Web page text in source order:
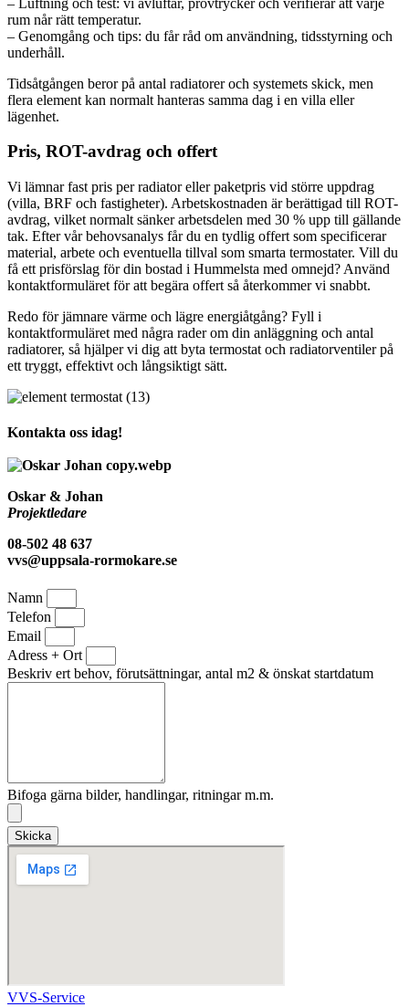
rum når rätt temperatur.
– Genomgång och tips: du får råd om användning, tidsstyrning och
underhåll.
Tidsåtgången beror på antal radiatorer och systemets skick, men
flera element kan normalt hanteras samma dag i en villa eller
lägenhet.
Pris, ROT-avdrag och offert
Vi lämnar fast pris per radiator eller paketpris vid större uppdrag
(villa, BRF och fastigheter). Arbetskostnaden är berättigad till ROT-
avdrag, vilket normalt sänker arbetsdelen med 30 % upp till gällande
tak. Efter vår behovsanalys får du en tydlig offert som specificerar
material, arbete och eventuella tillval som smarta termostater. Vill du
få ett prisförslag för din bostad i Hummelsta med omnejd? Använd
kontaktformuläret för att begära offert så återkommer vi snabbt.
Redo för jämnare värme och lägre energiåtgång? Fyll i
kontaktformuläret med några rader om din anläggning och antal
radiatorer, så hjälper vi dig att byta termostat och radiatorventiler på
ett tryggt, effektivt och långsiktigt sätt.
Kontakta oss idag!
Oskar & Johan
Projektledare
08-502 48 637
vvs@uppsala-rormokare.se
Namn
Telefon
Email
Adress + Ort
Beskriv ert behov, förutsättningar, antal m2 & önskat startdatum
Bifoga gärna bilder, handlingar, ritningar m.m.
Skicka
VVS-Service